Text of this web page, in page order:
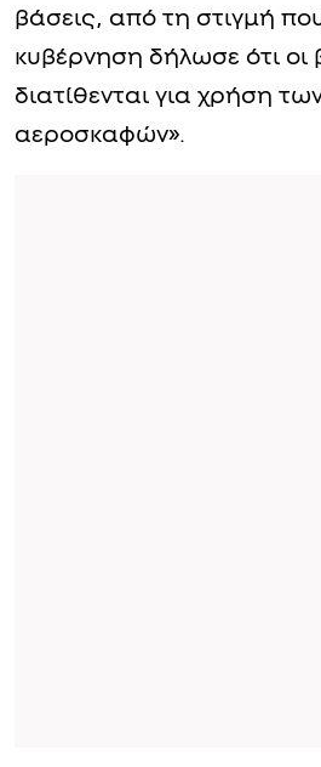
βάσεις, από τη στιγμή
κυβέρνηση δήλωσε ότι οι
διατίθενται για χρήση
αεροσκαφών».